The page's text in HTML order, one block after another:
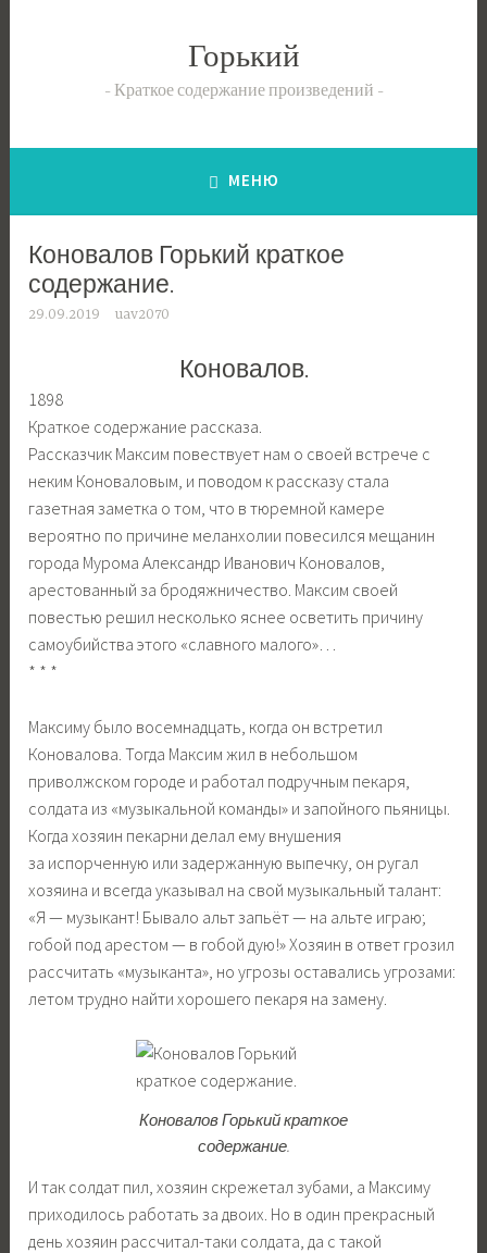
Горький
Краткое содержание произведений
МЕНЮ
Коновалов Горький краткое
содержание.
29.09.2019 uav2070
Коновалов.
1898
Краткое содержание рассказа.
Рассказчик Максим повествует нам о своей встрече с
неким Коноваловым, и поводом к рассказу стала
газетная заметка о том, что в тюремной камере
вероятно по причине меланхолии повесился мещанин
города Мурома Александр Иванович Коновалов,
арестованный за бродяжничество. Максим своей
повестью решил несколько яснее осветить причину
самоубийства этого «славного малого»…
* * *
Максиму было восемнадцать, когда он встретил
Коновалова. Тогда Максим жил в небольшом
приволжском городе и работал подручным пекаря,
солдата из «музыкальной команды» и запойного пьяницы.
Когда хозяин пекарни делал ему внушения
за испорченную или задержанную выпечку, он ругал
хозяина и всегда указывал на свой музыкальный талант:
«Я — музыкант! Бывало альт запьёт — на альте играю;
гобой под арестом — в гобой дую!» Хозяин в ответ грозил
рассчитать «музыканта», но угрозы оставались угрозами:
летом трудно найти хорошего пекаря на замену.
Коновалов Горький краткое
содержание.
И так солдат пил, хозяин скрежетал зубами, а Максиму
приходилось работать за двоих. Но в один прекрасный
день хозяин рассчитал-таки солдата, да с такой